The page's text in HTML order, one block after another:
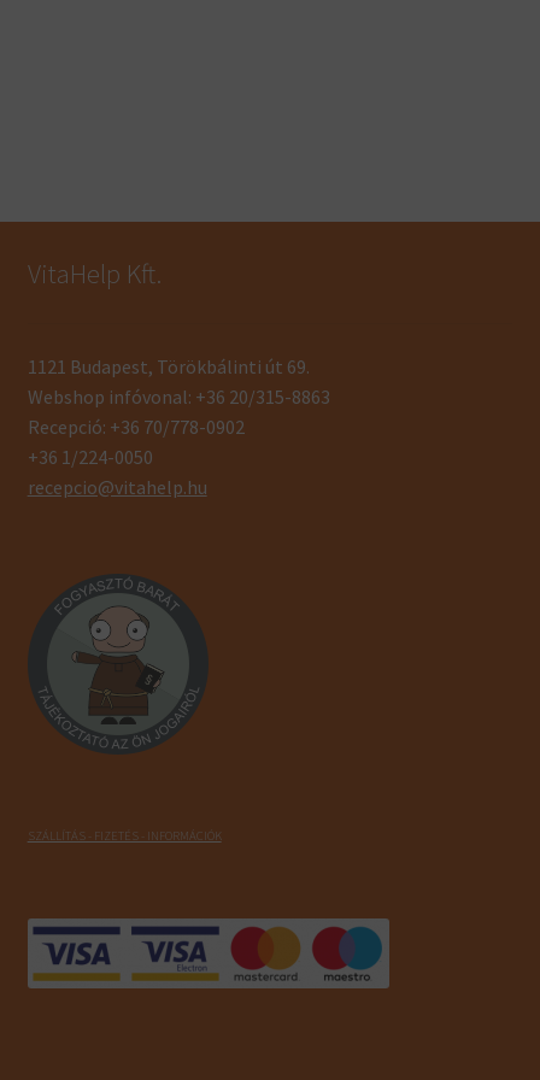
VitaHelp Kft.
1121 Budapest, Törökbálinti út 69.
Webshop infóvonal: +36 20/315-8863
Recepció: +36 70/778-0902
+36 1/224-0050
recepcio@vitahelp.hu
SZÁLLÍTÁS - FIZETÉS - INFORMÁCIÓK